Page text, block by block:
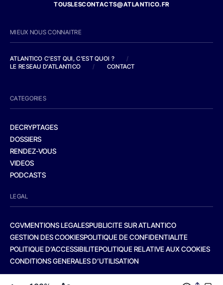
TOUSLESCONTACTS@ATLANTICO.FR
MIEUX NOUS CONNAITRE
ATLANTICO C'EST QUI, C'EST QUOI ?
/
LE RESEAU D'ATLANTICO
/ CONTACT
CATEGORIES
DECRYPTAGES
DOSSIERS
RENDEZ-VOUS
VIDEOS
PODCASTS
LEGAL
CGVMENTIONS LEGALESPUBLICITE SUR ATLANTICO
GESTION DES COOKIESPOLITIQUE DE CONFIDENTIALITE
POLITIQUE D’ACCESSIBILITEPOLITIQUE RELATIVE AUX COOKIES
CONDITIONS GENERALES D’UTILISATION